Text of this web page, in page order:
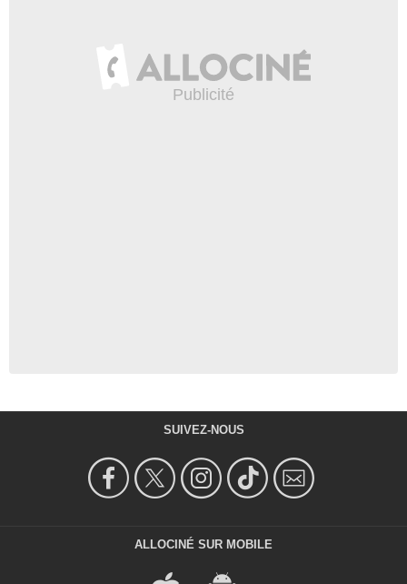
SUIVEZ-NOUS
ALLOCINÉ SUR MOBILE